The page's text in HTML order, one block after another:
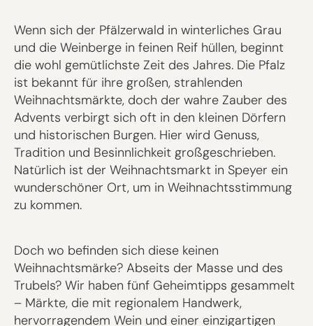
Wenn sich der Pfälzerwald in winterliches Grau
und die Weinberge in feinen Reif hüllen, beginnt
die wohl gemütlichste Zeit des Jahres. Die Pfalz
ist bekannt für ihre großen, strahlenden
Weihnachtsmärkte, doch der wahre Zauber des
Advents verbirgt sich oft in den kleinen Dörfern
und historischen Burgen. Hier wird Genuss,
Tradition und Besinnlichkeit großgeschrieben.
Natürlich ist der Weihnachtsmarkt in Speyer ein
wunderschöner Ort, um in Weihnachtsstimmung
zu kommen.
Doch wo befinden sich diese keinen
Weihnachtsmärke? Abseits der Masse und des
Trubels? Wir haben fünf Geheimtipps gesammelt
– Märkte, die mit regionalem Handwerk,
hervorragendem Wein und einer einzigartigen